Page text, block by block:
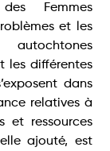
Femmes
et les
les différentes
dans
relatives à
et ressources
ajouté, est